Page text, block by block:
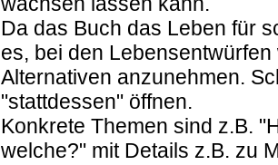
Da das Buch das Leben für
es, bei den
Alternativen anzunehmen.
"stattdessen" öffnen.
Konkrete Themen sind z.B.
welche?" mit Details z.B. zu